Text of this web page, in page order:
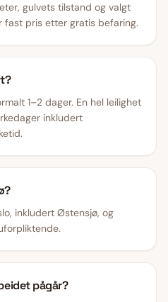
gulvets tilstand og valgt
fast pris etter gratis befaring.
1–2 dager. En hel leilighet
inkludert
inkludert Østensjø, og
pågår?